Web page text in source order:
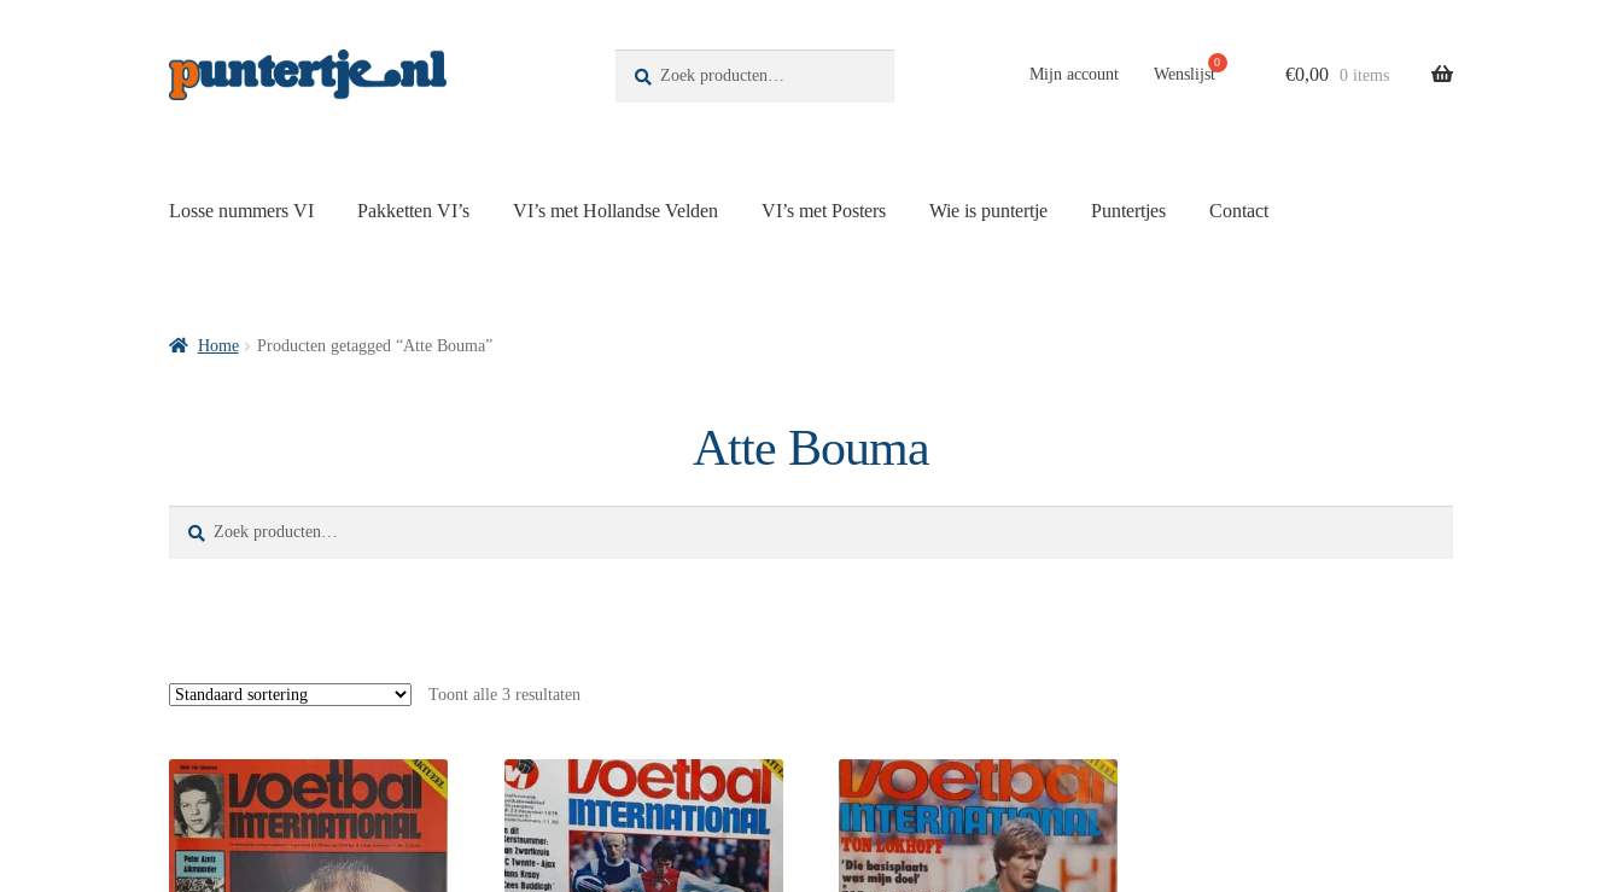
Zoeken
Mijn account Wenslijst €0,00 0 items
Losse nummers VI Pakketten VI’s VI’s met Hollandse Velden VI’s met Posters Wie is puntertje Puntertjes Contact
Home Producten getagged “Atte Bouma”
Atte Bouma
Toont alle 3 resultaten